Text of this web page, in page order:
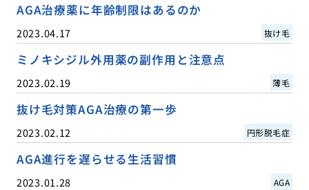
AGA治療薬に年齢制限はあるのか
2023.04.17 抜け毛
ミノキシジル外用薬の副作用と注意点
2023.02.19 薄毛
抜け毛対策AGA治療の第一歩
2023.02.12 円形脱毛症
AGA進行を遅らせる生活習慣
2023.01.28 AGA